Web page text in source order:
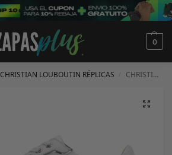
0
CHRISTIAN LOUBOUTIN RÉPLICAS CHRISTIAN LOUBOUTIN LOUIS ORLATO BLANCAS